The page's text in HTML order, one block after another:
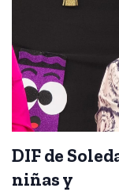
DIF de
niñas y